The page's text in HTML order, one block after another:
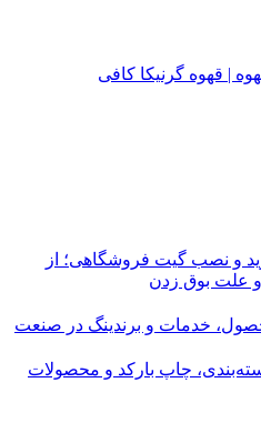
| قهوه گرنیکا کافی
و نصب گیت فروشگاهی؛ از
علت بوق زدن
خدمات و برندینگ در صنعت
چاپ بارکد و محصولات